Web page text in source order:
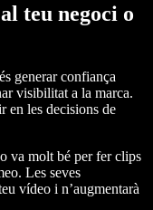
teu negoci o
generar confiança
visibilitat a la marca.
en les decisions de
va molt bé per fer clips
Les seves
vídeo i n’augmentarà